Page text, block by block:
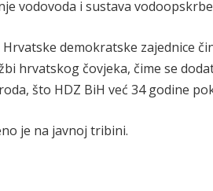
vodovoda i sustava
demokratske zajednice
hrvatskog čovjeka, čime se
što HDZ BiH već 34 godine
je na javnoj tribini.